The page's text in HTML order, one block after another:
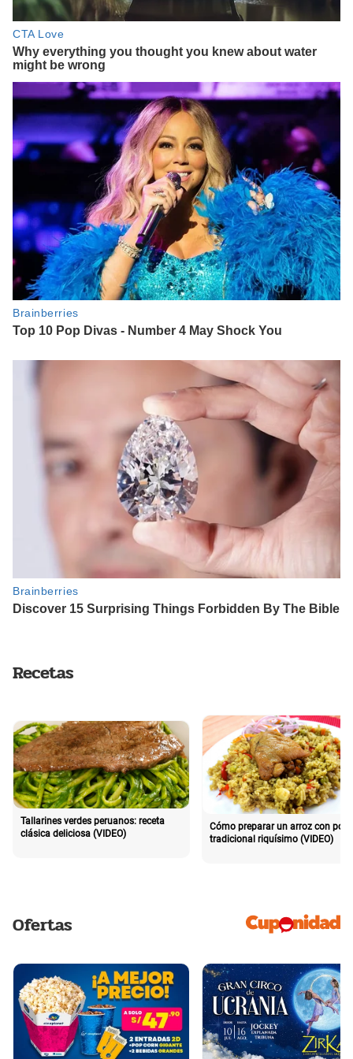
Recetas
Tallarines verdes peruanos: receta
clásica deliciosa (VIDEO)
Cómo preparar un arroz con pollo
tradicional riquísimo (VIDEO)
Ofertas